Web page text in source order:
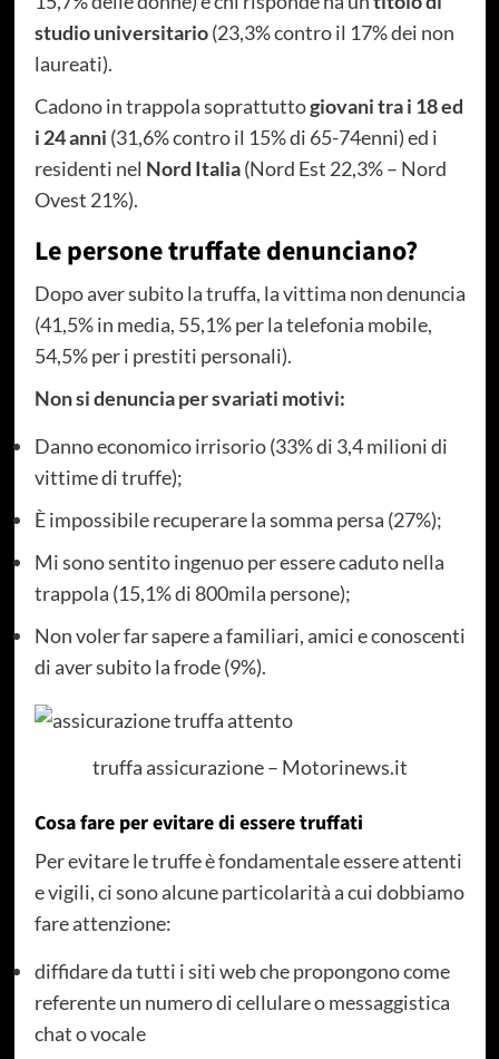
studio universitario(23,3% contro il 17% dei non
laureati).
Cadono in trappola soprattuttogiovani tra i 18 ed
i 24 anni (31,6% contro il 15% di 65-74enni) ed i
residenti nel Nord Italia(Nord Est 22,3% – Nord
Ovest 21%).
Le persone truffate denunciano?
Dopo aver subito la truffa, la vittima non denuncia
(41,5% in media, 55,1% per la telefonia mobile,
54,5% per i prestiti personali).
Non si denuncia per svariati motivi:
Danno economico irrisorio (33% di 3,4 milioni di
vittime di truffe);
È impossibile recuperare la somma persa (27%);
Mi sono sentito ingenuo per essere caduto nella
trappola (15,1% di 800mila persone);
Non voler far sapere a familiari, amici e conoscenti
di aver subito la frode (9%).
truffa assicurazione – Motorinews.it
Cosa fare per evitare di essere truffati
Per evitare le truffe è fondamentale essere attenti
e vigili, ci sono alcune particolarità a cui dobbiamo
fare attenzione:
diffidare da tutti i siti web che propongono come
referente un numero di cellulare o messaggistica
chat o vocale